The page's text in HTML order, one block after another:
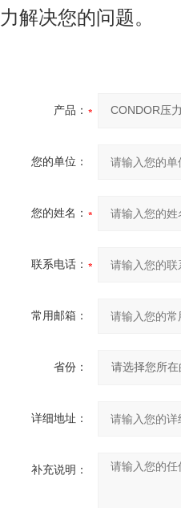
力解决您的问题。
产品：
您的单位：
您的姓名：
联系电话：
常用邮箱：
省份：
详细地址：
补充说明：